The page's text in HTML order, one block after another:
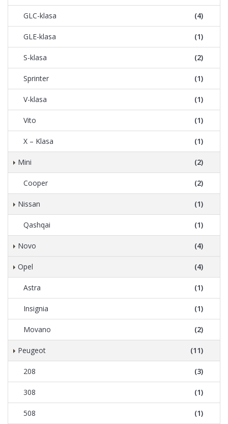
GLC-klasa (4)
GLE-klasa (1)
S-klasa (2)
Sprinter (1)
V-klasa (1)
Vito (1)
X – Klasa (1)
Mini (2)
Cooper (2)
Nissan (1)
Qashqai (1)
Novo (4)
Opel (4)
Astra (1)
Insignia (1)
Movano (2)
Peugeot (11)
208 (3)
308 (1)
508 (1)